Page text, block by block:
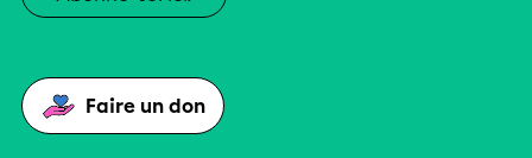
Faire un don